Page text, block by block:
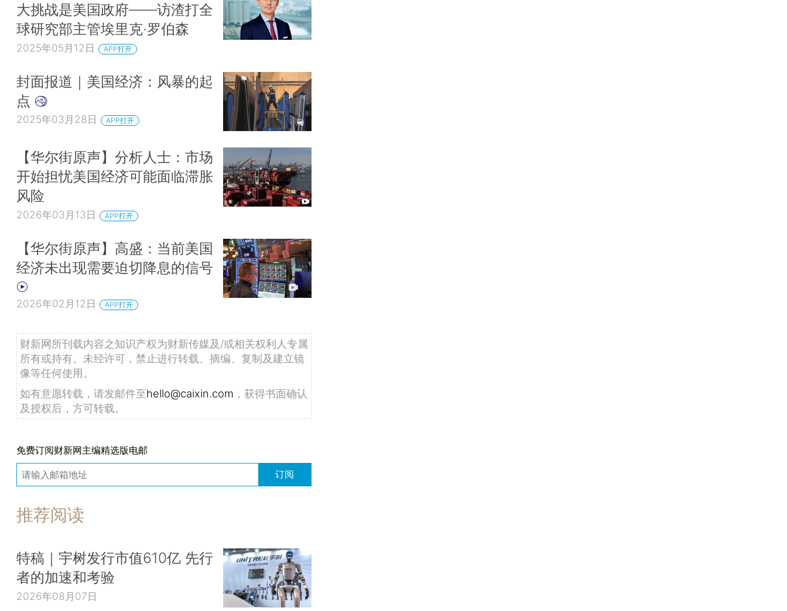
大挑战是美国政府——访渣打全
球研究部主管埃里克·罗伯森
2025年05月12日 APP打开
封面报道｜美国经济：风暴的起
点
2025年03月28日 APP打开
【华尔街原声】分析人士：市场
开始担忧美国经济可能面临滞胀
风险
2026年03月13日 APP打开
【华尔街原声】高盛：当前美国
经济未出现需要迫切降息的信号
2026年02月12日 APP打开
财新网所刊载内容之知识产权为财新传媒及/或相关权利人专属
所有或持有。未经许可，禁止进行转载、摘编、复制及建立镜
像等任何使用。
如有意愿转载，请发邮件至hello@caixin.com ，获得书面确认
及授权后，方可转载。
免费订阅财新网主编精选版电邮
订阅
推荐阅读
特稿｜宇树发行市值610亿 先行
者的加速和考验
2026年08月07日